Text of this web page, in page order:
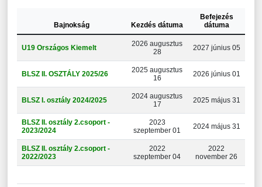
Bajnokság Kezdés dátuma
Befejezés
dátuma
U19 Országos Kiemelt
2026 augusztus
28
2027 június 05
BLSZ II. OSZTÁLY 2025/26
2025 augusztus
16
2026 június 01
BLSZ I. osztály 2024/2025
2024 augusztus
17
2025 május 31
BLSZ II. osztály 2.csoport -
2023/2024
2023
szeptember 01
2024 május 31
BLSZ II. osztály 2.csoport -
2022/2023
2022
szeptember 04
2022
november 26